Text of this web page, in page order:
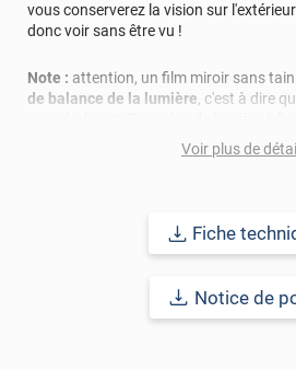
Résultats au top
Très bon produit
Effet vis à vis vraiment efficace
CONSELLER VIVEMENT.
Joue parfaitement son rôle.
vous conserverez la vision sur
donc voir sans être vu !
Note : attention, un film miroir sans
de balance de la lumière , c'est à dire
nuit, l'effet miroir se renverse et ne
extérieurs. Il est donc nécessaire
Ce film s'adaptera parfaitement à tout
Ce film 2 en 1 est à poser sur le côté
Voir plus de
Fiche
Notice de